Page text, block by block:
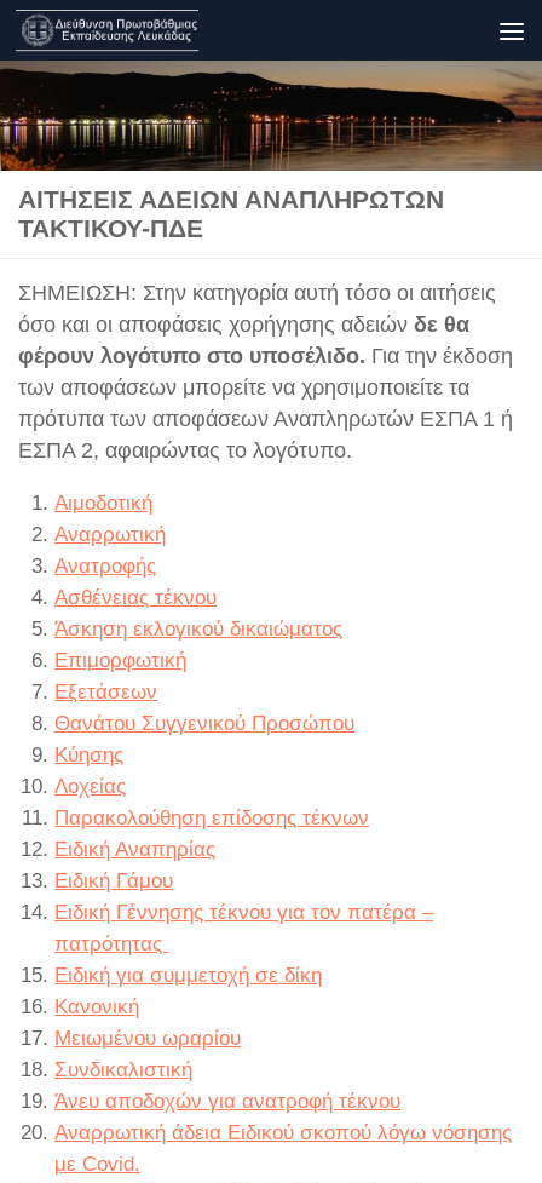
Skip to content
ΑΙΤΉΣΕΙΣ ΑΔΕΙΏΝ ΑΝΑΠΛΗΡΩΤΏΝ
ΤΑΚΤΙΚΟΎ-ΠΔΕ
ΣΗΜΕΙΩΣΗ: Στην κατηγορία αυτή τόσο οι αιτήσεις
όσο και οι αποφάσεις χορήγησης αδειών δε θα
φέρουν λογότυπο στο υποσέλιδο. Για την έκδοση
των αποφάσεων μπορείτε να χρησιμοποιείτε τα
πρότυπα των αποφάσεων Αναπληρωτών ΕΣΠΑ 1 ή
ΕΣΠΑ 2, αφαιρώντας το λογότυπο.
Αιμοδοτική
Αναρρωτική
Ανατροφής
Ασθένειας τέκνου
Άσκηση εκλογικού δικαιώματος
Επιμορφωτική
Εξετάσεων
Θανάτου Συγγενικού Προσώπου
Κύησης
Λοχείας
Παρακολούθηση επίδοσης τέκνων
Ειδική Αναπηρίας
Ειδική Γάμου
Ειδική Γέννησης τέκνου για τον πατέρα –
πατρότητας
Ειδική για συμμετοχή σε δίκη
Κανονική
Μειωμένου ωραρίου
Συνδικαλιστική
Άνευ αποδοχών για ανατροφή τέκνου
Αναρρωτική άδεια Ειδικού σκοπού λόγω νόσησης
με Covid.